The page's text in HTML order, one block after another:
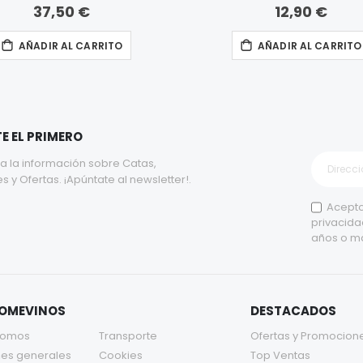
37,50 €
AÑADIR AL CARRITO
12,90 €
AÑADIR AL CARRITO
EL PRIMERO
la información sobre Catas,
y Ofertas. ¡Apúntate al newsletter!.
años o
generales
Transporte
Cookies
DESTACADOS
Ofertas y
Top Ventas